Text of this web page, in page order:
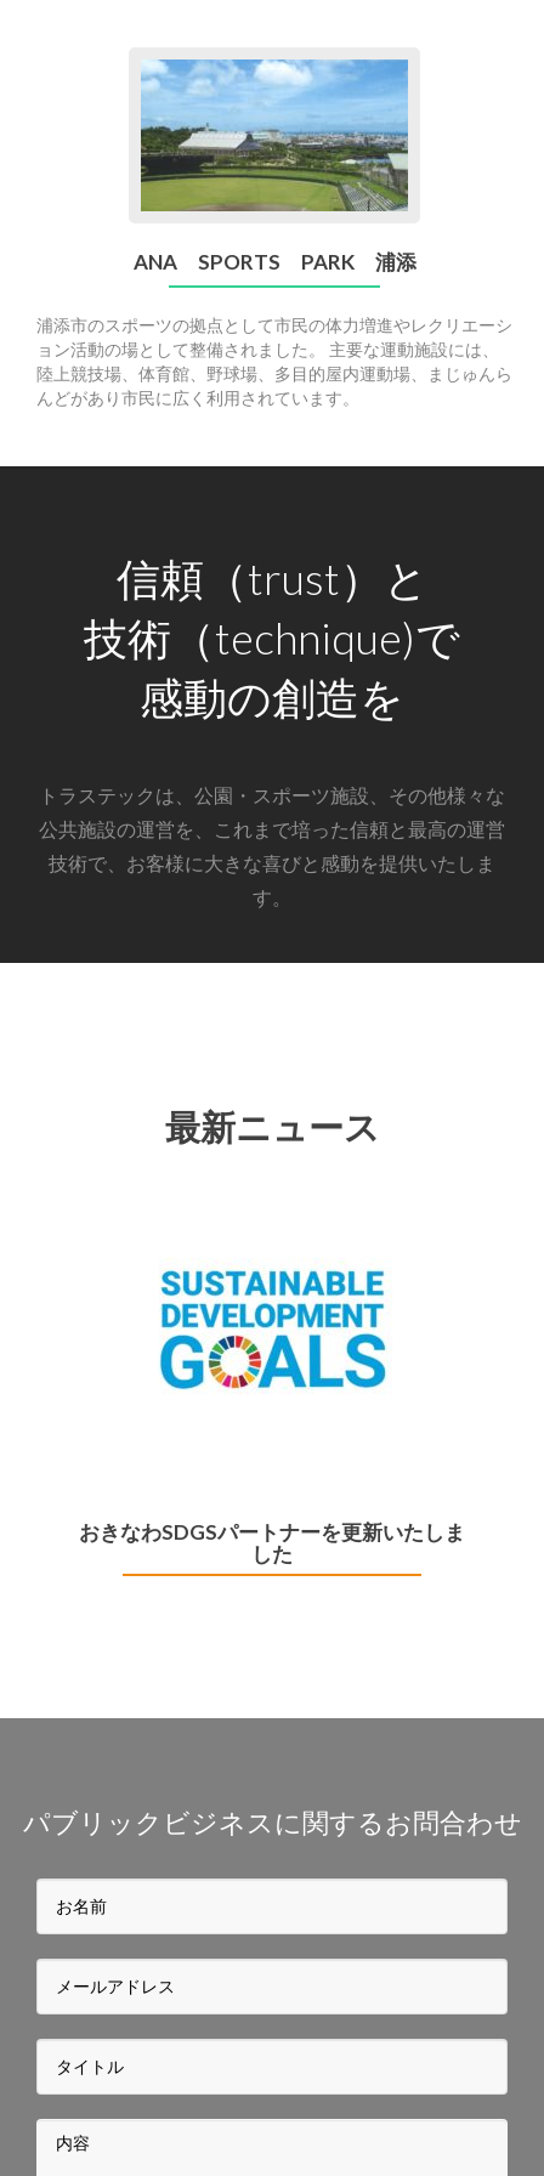
Go
to
ANA
SPORTS
PARK
浦
ANA SPORTS PARK 浦添
浦添市のスポーツの拠点として市民の体力増進やレクリエーシ
ョン活動の場として整備されました。 主要な運動施設には、
陸上競技場、体育館、野球場、多目的屋内運動場、まじゅんら
んどがあり市民に広く利用されています。
信頼（trust）と
技術（technique)で
感動の創造を
トラステックは、公園・スポーツ施設、その他様々な
公共施設の運営を、これまで培った信頼と最高の運営
技術で、お客様に大きな喜びと感動を提供いたしま
す。
最新ニュース
おきなわSDGSパートナーを更新いたしま
した
パブリックビジネスに関するお問合わせ